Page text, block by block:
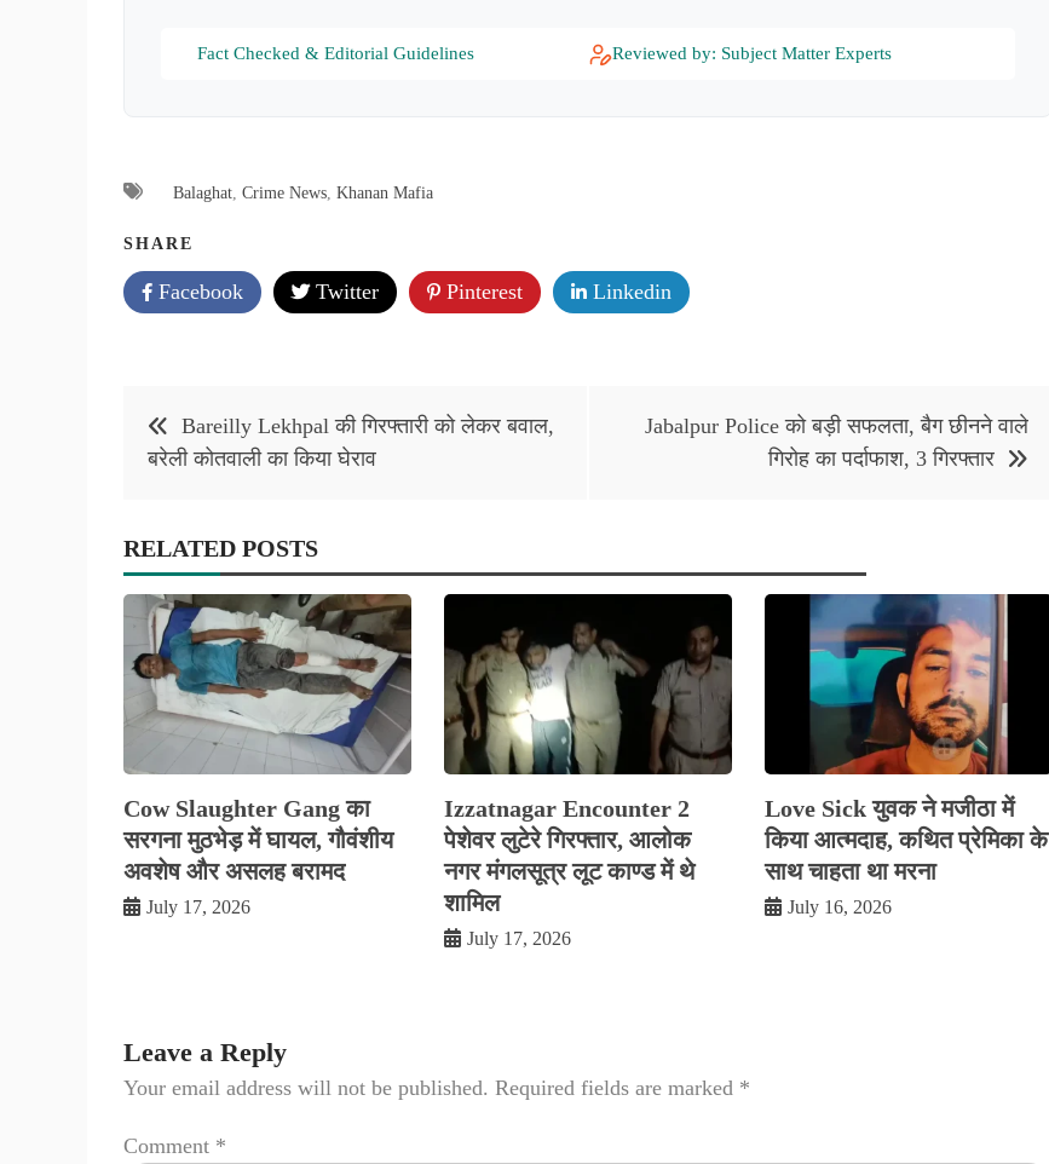
Fact Checked & Editorial Guidelines Reviewed by: Subject Matter Experts
Balaghat Crime News Khanan Mafia
SHARE
Facebook Twitter Pinterest Linkedin
navigation
Bareilly Lekhpal की गिरफ्तारी को लेकर बवाल,
बरेली कोतवाली का किया घेराव
Jabalpur Police को बड़ी सफलता, बैग छीनने वाले
गिरोह का पर्दाफाश, 3 गिरफ्तार
RELATED POSTS
Cow Slaughter Gang का
सरगना मुठभेड़ में घायल, गौवंशीय
अवशेष और असलह बरामद
July 17, 2026
Izzatnagar Encounter 2
पेशेवर लुटेरे गिरफ्तार, आलोक
नगर मंगलसूत्र लूट काण्‍ड में थे
शामिल
July 17, 2026
Love Sick युवक ने मजीठा में
किया आत्मदाह, कथित प्रेमिका के
साथ चाहता था मरना
July 16, 2026
Leave a Reply
Your email address will not be published. Required fields are marked *
Comment *